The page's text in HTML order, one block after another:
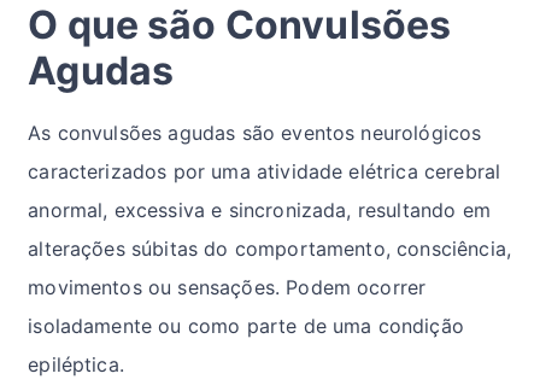
O que são Convulsões
Agudas
As convulsões agudas são eventos neurológicos
caracterizados por uma atividade elétrica cerebral
anormal, excessiva e sincronizada, resultando em
alterações súbitas do comportamento, consciência,
movimentos ou sensações. Podem ocorrer
isoladamente ou como parte de uma condição
epiléptica.